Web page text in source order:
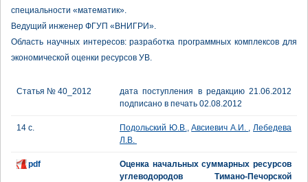
специальности «математик».
Ведущий инженер ФГУП «ВНИГРИ».
Область научных интересов: разработка программных комплексов для
экономической оценки ресурсов УВ.
Статья № 40_2012
дата поступления в редакцию 21.06.2012
подписано в печать 02.08.2012
14 с. Подольский Ю.В.,Авсиевич А.И. ,Лебедева
Л.В.
pdf
Оценка начальных суммарных ресурсов
углеводородов Тимано-Печорской